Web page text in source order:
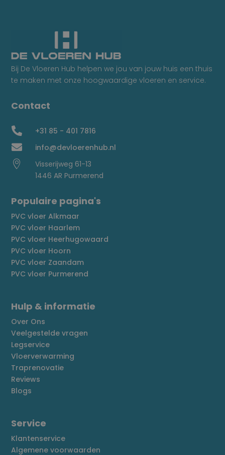
Bij De Vloeren Hub helpen we jou van jouw huis een thuis
te maken met onze hoogwaardige vloeren en service.
Contact
 +31 85 - 401 7816
 info@devloerenhub.nl

Visserijweg 61-13
1446 AR Purmerend
Populaire pagina's
PVC vloer Alkmaar
PVC vloer Haarlem
PVC vloer Heerhugowaard
PVC vloer Hoorn
PVC vloer Zaandam
PVC vloer Purmerend
Hulp & informatie
Over Ons
Veelgestelde vragen
Legservice
Vloerverwarming
Traprenovatie
Reviews
Blogs
Service
Klantenservice
Algemene voorwaarden